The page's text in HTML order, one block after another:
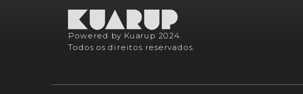
Powered by Kuarup 2024.
Todos os direitos reservados.